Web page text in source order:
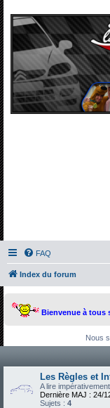
FAQ
Index du forum
Bienvenue à tous
Nous
Les Règles et
A lire
Dernière MAJ : 24/
Sujets : 4